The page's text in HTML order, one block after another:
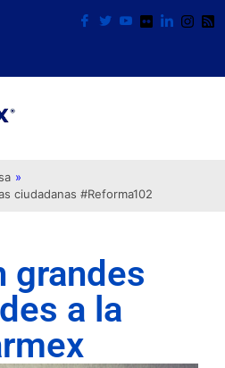
»
ciudadanas #Reforma102
grandes
a la